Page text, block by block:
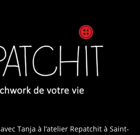
Tanja à l’atelier Repatchit à Saint-